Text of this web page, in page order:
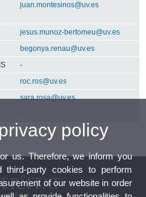
juan.montesinos@uv.es
jesus.munoz-bertomeu@uv.es
begonya.renau@uv.es
-
roc.ros@uv.es
sara.rosa@uv.es
-
policy
us. Therefore, we inform you
party cookies to perform
of our website in order